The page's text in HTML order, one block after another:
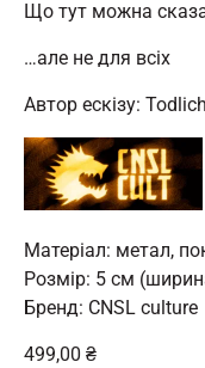
Що тут можна
…але не для всіх
Автор ескізу: Todlich
Матеріал: метал,
Розмір: 5 см
Бренд: CNSL culture
499,00 ₴